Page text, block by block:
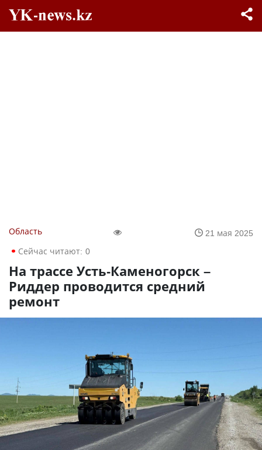
Область
21 мая 2025
Сейчас читают: 0
На трассе Усть-Каменогорск –
Риддер проводится средний
ремонт